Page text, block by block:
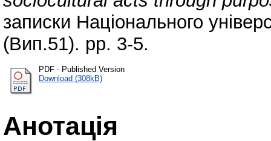
записки Національного
(Вип.51). pp. 3-5.
PDF - Published Version
Download (308kB)
Анотація